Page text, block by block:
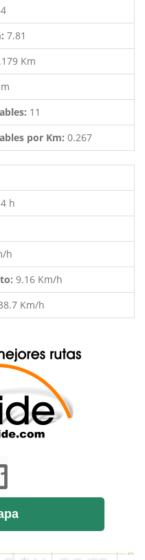
7.81
Km
11
por Km: 0.267
h
h
9.16 Km/h
Km/h